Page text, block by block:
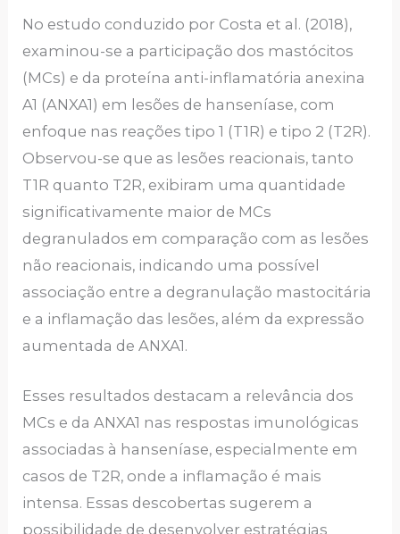
No estudo conduzido por Costa et al. (2018),
examinou-se a participação dos mastócitos
(MCs) e da proteína anti-inflamatória anexina
A1 (ANXA1) em lesões de hanseníase, com
enfoque nas reações tipo 1 (T1R) e tipo 2 (T2R).
Observou-se que as lesões reacionais, tanto
T1R quanto T2R, exibiram uma quantidade
significativamente maior de MCs
degranulados em comparação com as lesões
não reacionais, indicando uma possível
associação entre a degranulação mastocitária
e a inflamação das lesões, além da expressão
aumentada de ANXA1.
Esses resultados destacam a relevância dos
MCs e da ANXA1 nas respostas imunológicas
associadas à hanseníase, especialmente em
casos de T2R, onde a inflamação é mais
intensa. Essas descobertas sugerem a
possibilidade de desenvolver estratégias